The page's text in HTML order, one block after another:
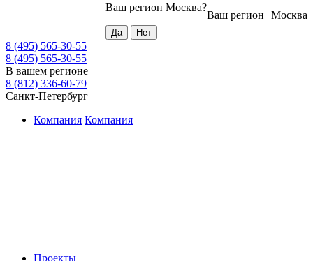
Москва
Ваш регион
Ваш регион Москва?
8 (495) 565-30-55
8 (495) 565-30-55
В вашем регионе
8 (812) 336-60-79
Санкт-Петербург
Компания Компания
Проекты